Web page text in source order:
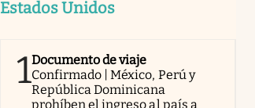
Estados Unidos
1Documento de viaje
Confirmado | México, Perú y
República Dominicana
prohíben el ingreso al país a